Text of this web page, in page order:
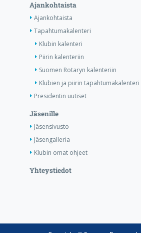
Ajankohtaista
Ajankohtaista
Tapahtumakalenteri
Klubin kalenteri
Piirin kalenteriin
Suomen Rotaryn kalenteriin
Klubien ja piirin tapahtumakalenteri
Presidentin uutiset
Jäsenille
Jäsensivusto
Jäsengalleria
Klubin omat ohjeet
Yhteystiedot